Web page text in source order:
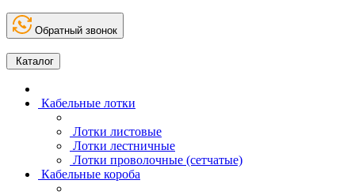
Обратный звонок
Каталог
Кабельные лотки
Лотки листовые
Лотки лестничные
Лотки проволочные (сетчатые)
Кабельные короба